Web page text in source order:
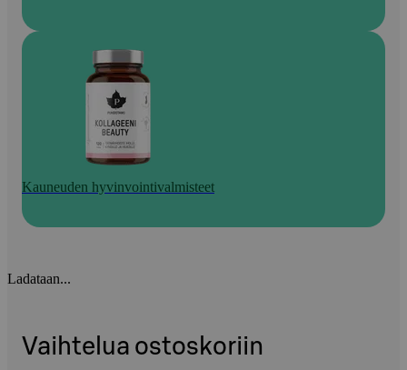
Kauneuden hyvinvointivalmisteet
Ladataan...
Vaihtelua ostoskoriin